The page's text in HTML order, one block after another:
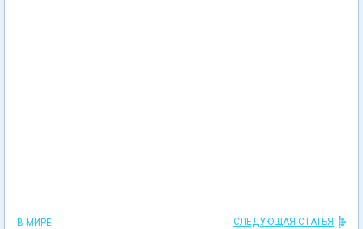
В МИРЕ СЛЕДУЮЩАЯ СТАТЬЯ